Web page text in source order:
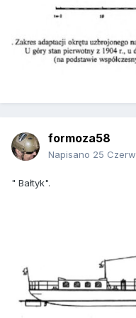
formoza58
Napisano 25
" Bałtyk".